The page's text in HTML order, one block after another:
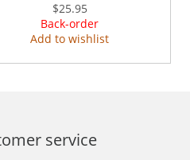
$25.95
Back-order
Add to wishlist
service